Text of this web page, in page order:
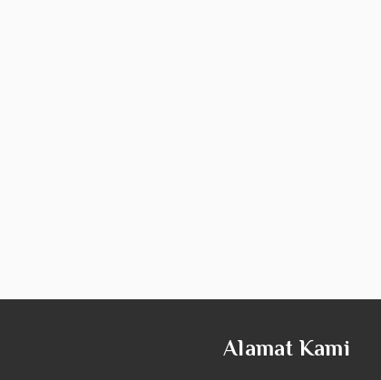
Alamat Kami